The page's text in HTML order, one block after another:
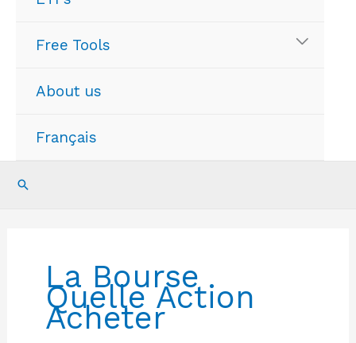
Free Tools
About us
Français
Search
La Bourse
Quelle Action
Acheter